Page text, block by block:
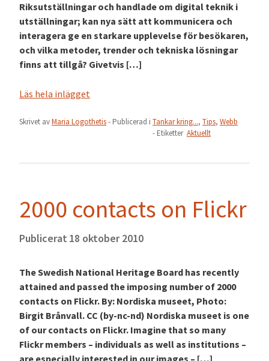
Riksutställningar och handlade om digital teknik i
utställningar; kan nya sätt att kommunicera och
interagera ge en starkare upplevelse för besökaren,
och vilka metoder, trender och tekniska lösningar
finns att tillgå? Givetvis […]
Läs hela inlägget
Skrivet avMaria Logothetis- Publicerad i Tankar kring..., Tips, Webb
- Etiketter Aktuellt
2000 contacts on Flickr
Publicerat 18 oktober 2010
The Swedish National Heritage Board has recently
attained and passed the imposing number of 2000
contacts on Flickr. By: Nordiska museet, Photo:
Birgit Brånvall. CC (by-nc-nd) Nordiska museet is one
of our contacts on Flickr. Imagine that so many
Flickr members – individuals as well as institutions –
are especially interested in our images – […]